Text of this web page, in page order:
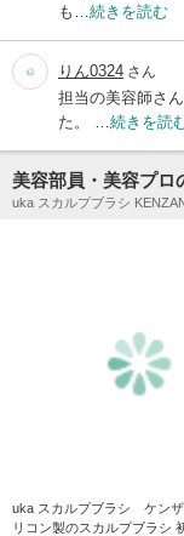
も… 続きを読む
りん0324 さん
担当の美容師さ
た。 … 続きを読
美容部員・美容プロ
uka スカルプブラシ
uka スカルプブラシ ケンザ
リコン製のスカルプブラシ